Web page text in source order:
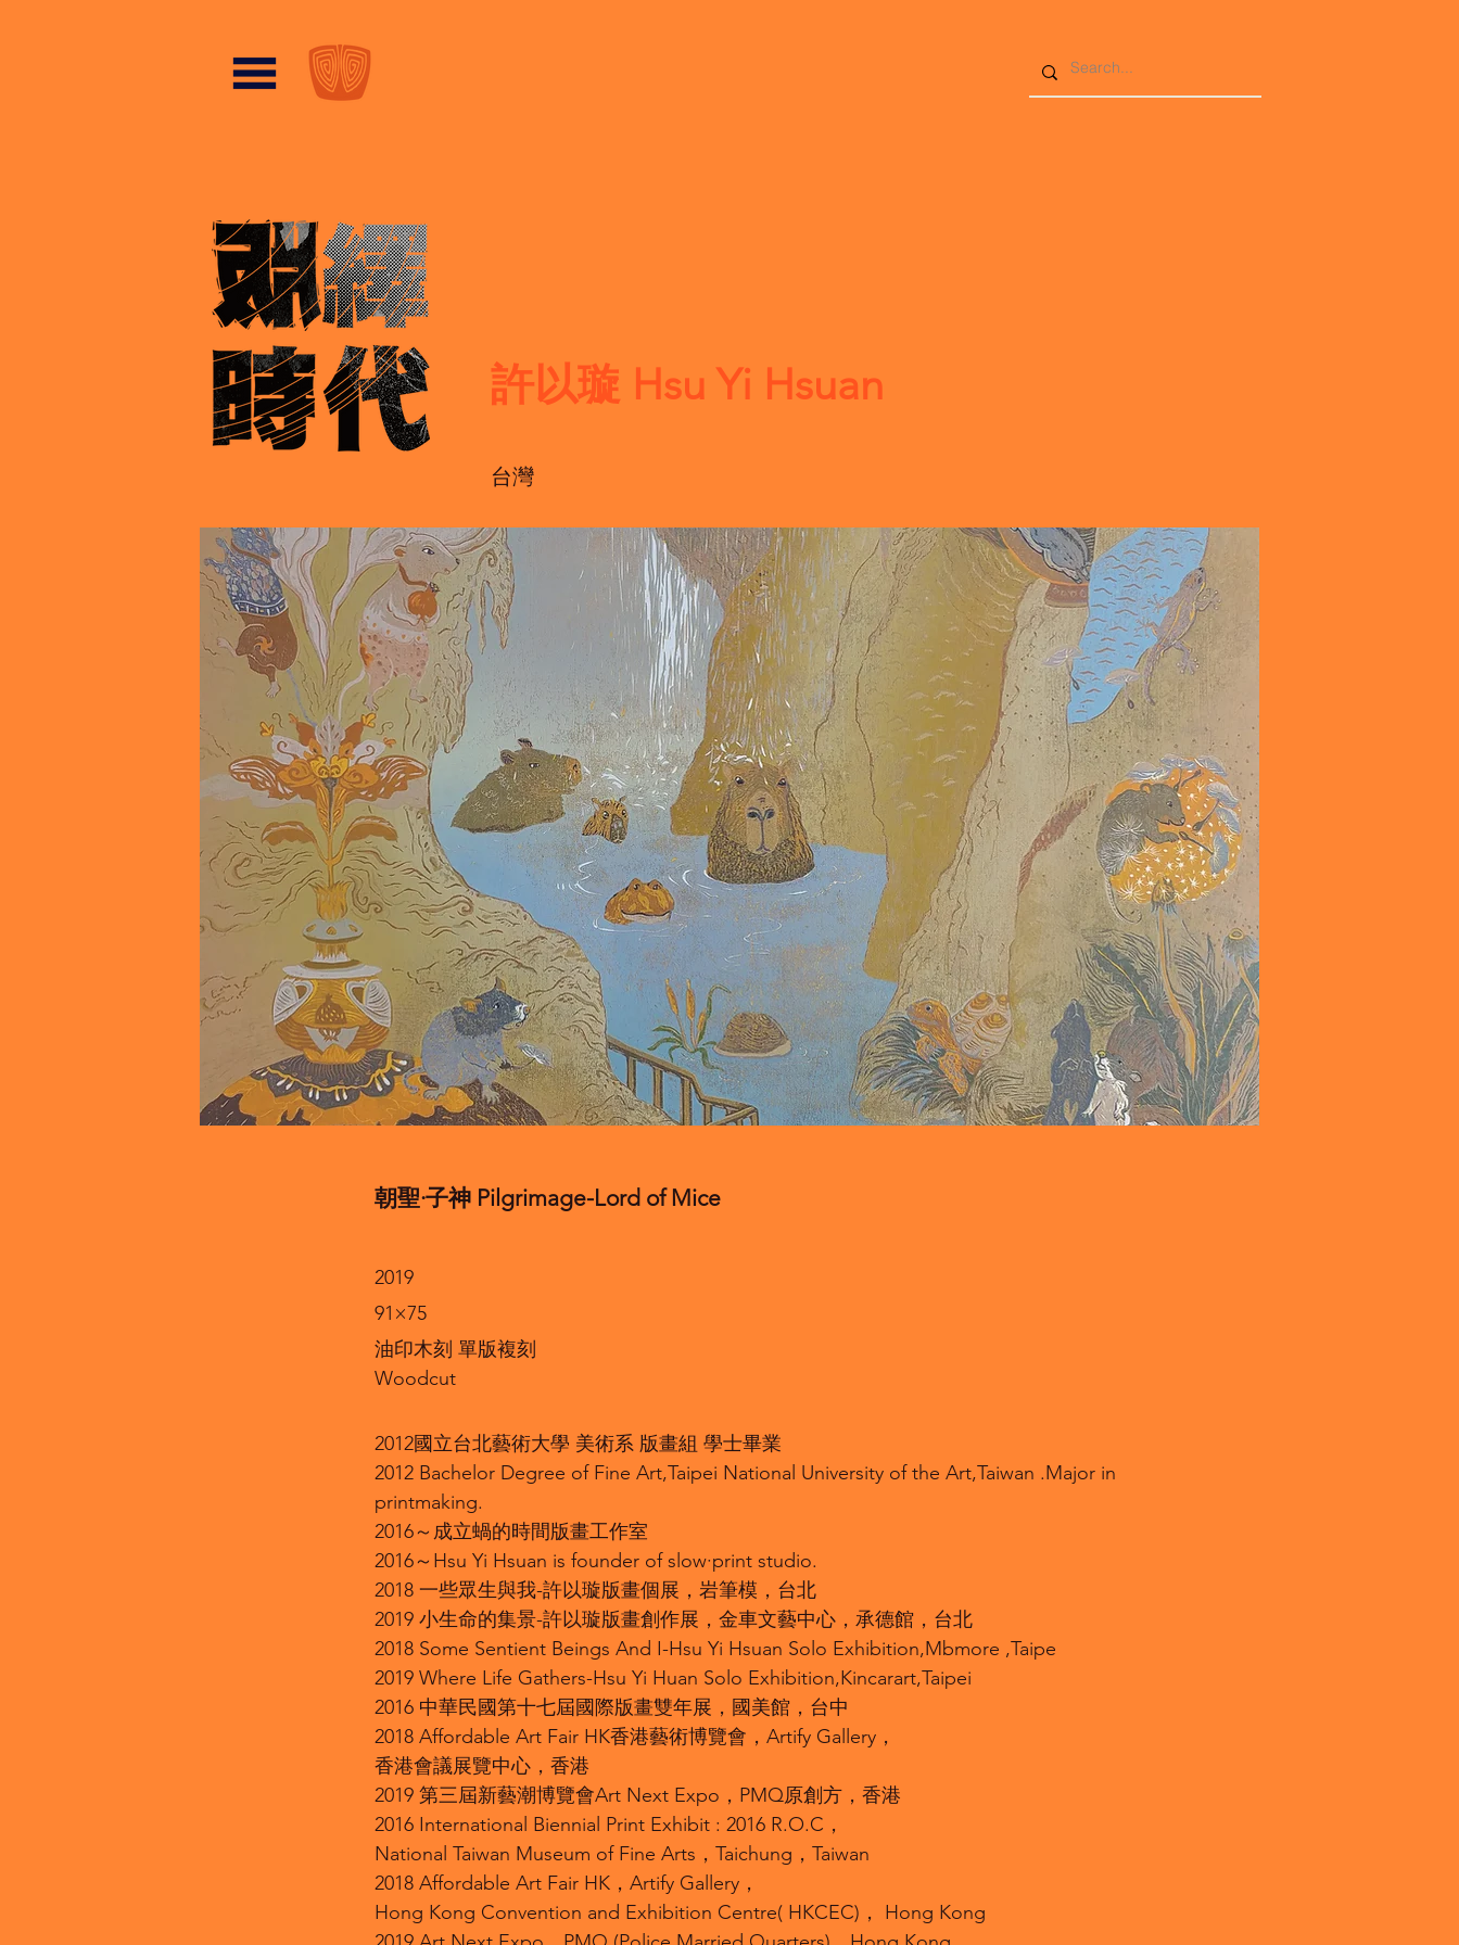
許以璇 Hsu Yi Hsuan
台灣
朝聖·子神 Pilgrimage-Lord of Mice
2019
91×75
油印木刻 單版複刻
Woodcut
2012國立台北藝術大學 美術系 版畫組 學士畢業
2012 Bachelor Degree of Fine Art,Taipei National University of the Art,Taiwan .Major in
printmaking.
2016～成立蝸的時間版畫工作室
2016～Hsu Yi Hsuan is founder of slow·print studio.
2018 一些眾生與我-許以璇版畫個展，岩筆模，台北
2019 小生命的集景-許以璇版畫創作展，金車文藝中心，承德館，台北
2018 Some Sentient Beings And I-Hsu Yi Hsuan Solo Exhibition,Mbmore ,Taipe
2019 Where Life Gathers-Hsu Yi Huan Solo Exhibition,Kincarart,Taipei
2016 中華民國第十七屆國際版畫雙年展，國美館，台中
2018 Affordable Art Fair HK香港藝術博覽會，Artify Gallery，
香港會議展覽中心，香港
2019 第三屆新藝潮博覽會Art Next Expo，PMQ原創方，香港
2016 International Biennial Print Exhibit : 2016 R.O.C，
National Taiwan Museum of Fine Arts，Taichung，Taiwan
2018 Affordable Art Fair HK，Artify Gallery，
Hong Kong Convention and Exhibition Centre( HKCEC)， Hong Kong